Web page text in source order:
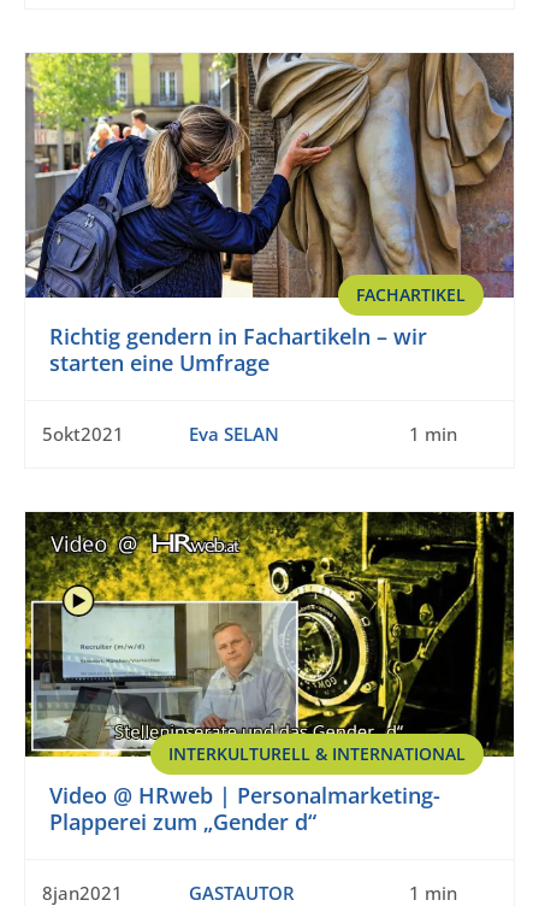
FACHARTIKEL
Richtig gendern in Fachartikeln – wir
starten eine Umfrage
5okt2021 Eva SELAN 1 min
INTERKULTURELL & INTERNATIONAL
Video @ HRweb | Personalmarketing-
Plapperei zum „Gender d“
8jan2021 GASTAUTOR 1 min